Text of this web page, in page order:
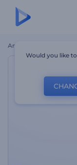
Ana Sayfa
Would you like